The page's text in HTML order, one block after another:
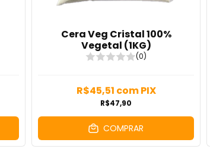
Cera Veg Cristal 100%
Vegetal (1KG)
(0)
R$47,90
R$45,51 comPIX
COMPRAR